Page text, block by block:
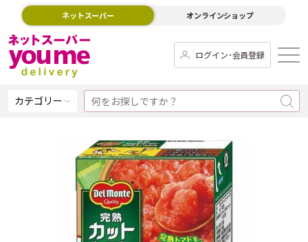
ネットスーパー オンラインショップ
ログイン･会員登録
カテゴリー